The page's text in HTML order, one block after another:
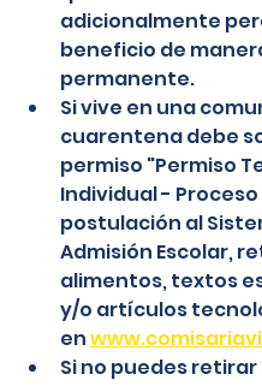
adicionalmente
beneficio de
permanente.
Si vive en una
cuarentena debe
permiso "Permiso
Individual - Proceso
postulación al
Admisión Escolar,
alimentos, textos
y/o artículos
en
Si no puedes retirar